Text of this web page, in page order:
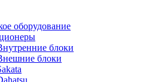
оборудование
блоки
блоки